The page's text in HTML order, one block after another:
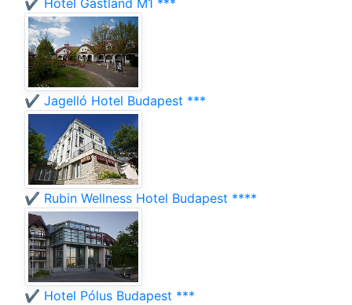
✔️ Hotel Gastland M1 ***
✔️ Jagelló Hotel Budapest ***
✔️ Rubin Wellness Hotel Budapest ****
✔️ Hotel Pólus Budapest ***